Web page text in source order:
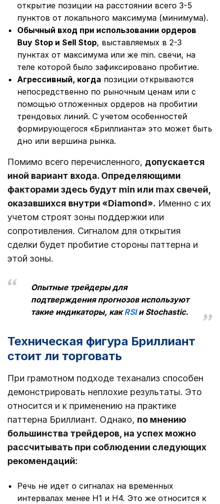
открытие позиции на расстоянии всего 3-5
пунктов от локального максимума (минимума).
Обычный вход при использовании ордеров
Buy Stop и Sell Stop, выставляемых в 2-3
пунктах от максимума или же min. свечи, на
теле которой было зафиксировано пробитие.
Агрессивный, когда позиции открываются
непосредственно по рыночным ценам или с
помощью отложенных ордеров на пробитии
трендовых линий. С учетом особенностей
формирующегося «Бриллианта» это может быть
дно или вершина рынка.
Помимо всего перечисленного, допускается
иной вариант входа. Определяющими
факторами здесь будут min или max свечей,
оказавшихся внутри «Diamond». Именно с их
учетом строят зоны поддержки или
сопротивления. Сигналом для открытия
сделки будет пробитие стороны паттерна и
этой зоны.
Опытные трейдеры для
подтверждения прогнозов используют
такие индикаторы, какRSIи Stochastic.
Техническая фигура Бриллиант
стоит ли торговать
При грамотном подходе теханализ способен
демонстрировать неплохие результаты. Это
относится и к применению на практике
паттерна Бриллиант. Однако, по мнению
большинства трейдеров, на успех можно
рассчитывать при соблюдении следующих
рекомендаций:
Речь не идет о сигналах на временных
интервалах менее Н1 и Н4. Это же относится к